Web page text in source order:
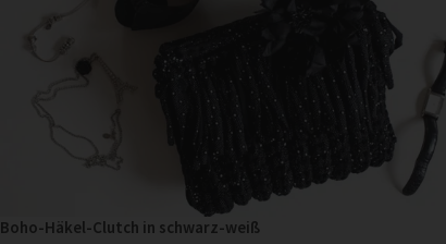
Boho-Häkel-Clutch in schwarz-weiß